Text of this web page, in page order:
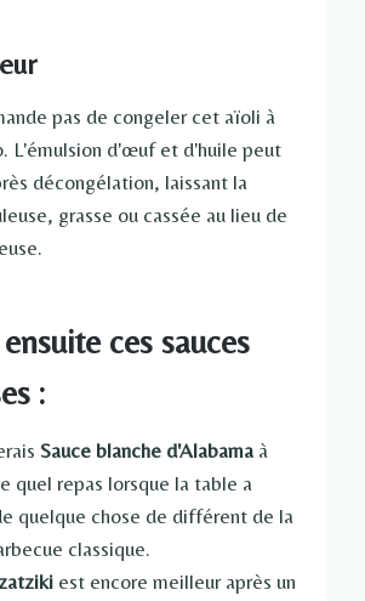
pas de congeler cet aïoli à
L'émulsion d'œuf et d'huile peut
décongélation, laissant la
grasse ou cassée au lieu de
ces sauces
:
Sauce blanche d'Alabama à
quel repas lorsque la table a
quelque chose de différent de la
classique.
est encore meilleur après un